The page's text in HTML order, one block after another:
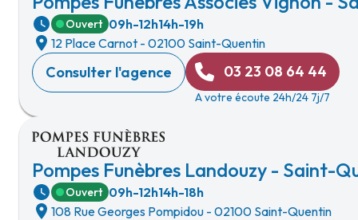
Ouvert 09h-12h14h-19h
12 Place Carnot - 02100 Saint-Quentin
Consulter l'agence 03 23 08 64 44
A votre écoute 24h/24 7j/7
Pompes Funèbres Landouzy - Saint-
Ouvert 09h-12h14h-18h
108 Rue Georges Pompidou - 02100 Saint-Quentin